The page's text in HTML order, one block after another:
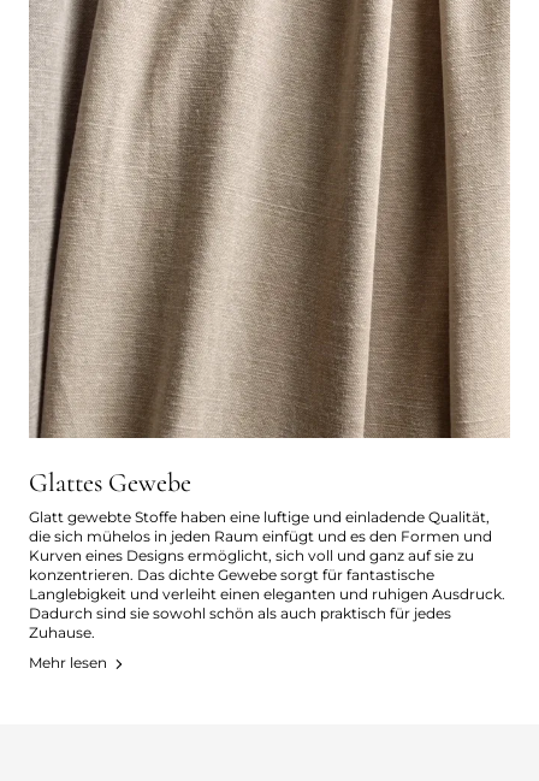
Glattes Gewebe
Glatt gewebte Stoffe haben eine luftige und einladende Qualität,
die sich mühelos in jeden Raum einfügt und es den Formen und
Kurven eines Designs ermöglicht, sich voll und ganz auf sie zu
konzentrieren. Das dichte Gewebe sorgt für fantastische
Langlebigkeit und verleiht einen eleganten und ruhigen Ausdruck.
Dadurch sind sie sowohl schön als auch praktisch für jedes
Zuhause.
Mehr lesen